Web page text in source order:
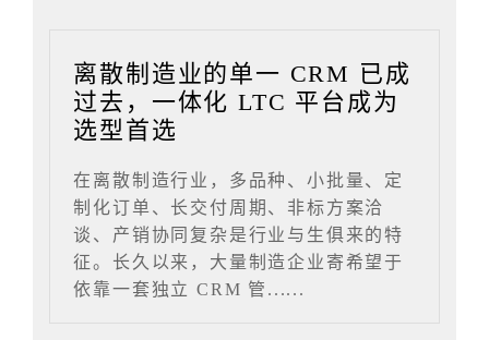
离散制造业的单一 CRM 已成
过去，一体化 LTC 平台成为
选型首选
在离散制造行业，多品种、小批量、定
制化订单、长交付周期、非标方案洽
谈、产销协同复杂是行业与生俱来的特
征。长久以来，大量制造企业寄希望于
依靠一套独立 CRM 管......